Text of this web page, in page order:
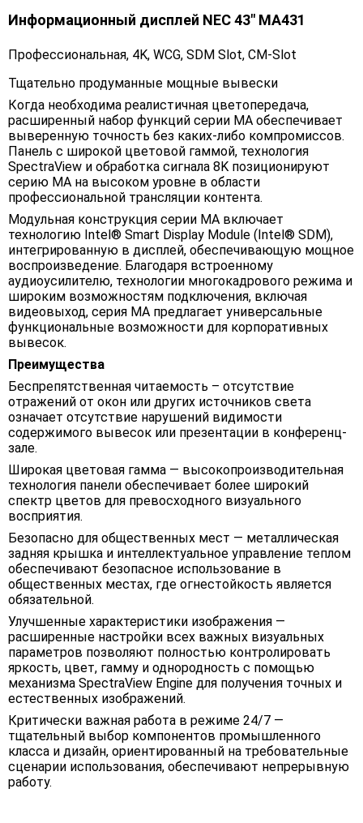
Информационный дисплей NEC 43" MA431
Профессиональная, 4K, WCG, SDM Slot, CM-Slot
Тщательно продуманные мощные вывески
Когда необходима реалистичная цветопередача,
расширенный набор функций серии MA обеспечивает
выверенную точность без каких-либо компромиссов.
Панель с широкой цветовой гаммой, технология
SpectraView и обработка сигнала 8K позиционируют
серию MA на высоком уровне в области
профессиональной трансляции контента.
Модульная конструкция серии MA включает
технологию Intel® Smart Display Module (Intel® SDM),
интегрированную в дисплей, обеспечивающую мощное
воспроизведение. Благодаря встроенному
аудиоусилителю, технологии многокадрового режима и
широким возможностям подключения, включая
видеовыход, серия MA предлагает универсальные
функциональные возможности для корпоративных
вывесок.
Преимущества
Беспрепятственная читаемость – отсутствие
отражений от окон или других источников света
означает отсутствие нарушений видимости
содержимого вывесок или презентации в конференц-
зале.
Широкая цветовая гамма — высокопроизводительная
технология панели обеспечивает более широкий
спектр цветов для превосходного визуального
восприятия.
Безопасно для общественных мест — металлическая
задняя крышка и интеллектуальное управление теплом
обеспечивают безопасное использование в
общественных местах, где огнестойкость является
обязательной.
Улучшенные характеристики изображения —
расширенные настройки всех важных визуальных
параметров позволяют полностью контролировать
яркость, цвет, гамму и однородность с помощью
механизма SpectraView Engine для получения точных и
естественных изображений.
Критически важная работа в режиме 24/7 —
тщательный выбор компонентов промышленного
класса и дизайн, ориентированный на требовательные
сценарии использования, обеспечивают непрерывную
работу.